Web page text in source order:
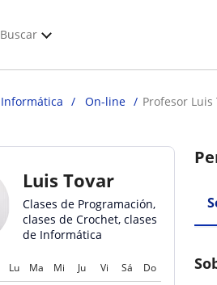
Buscar
Informática On-line Profesor Luis
Luis Tovar
Clases de Programación,
clases de Crochet, clases
de Informática
Lu Ma Mi Ju Vi Sá Do